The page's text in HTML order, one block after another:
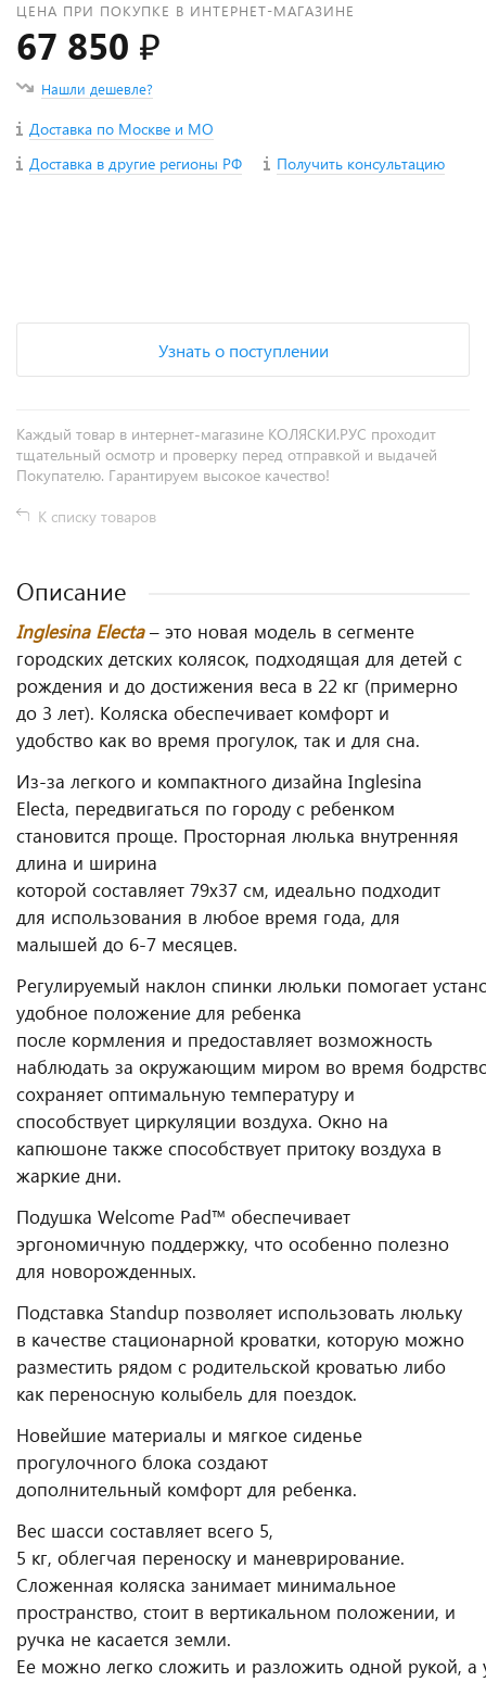
ЦЕНА ПРИ ПОКУПКЕ В ИНТЕРНЕТ-МАГАЗИНЕ
67 850 ₽
Нашли дешевле?
Доставка по Москве и МО
Доставка в другие регионы РФ
Получить консультацию
Узнать о поступлении
Каждый товар в интернет-магазине КОЛЯСКИ.РУС проходит
тщательный осмотр и проверку перед отправкой и выдачей
Покупателю. Гарантируем высокое качество!
К списку товаров
Описание
Inglesina Electa – это новая модель в сегменте
городских детских колясок, подходящая для детей с
рождения и до достижения веса в 22 кг (примерно
до 3 лет). Коляска обеспечивает комфорт и
удобство как во время прогулок, так и для сна.
Из-за легкого и компактного дизайна Inglesina
Electa, передвигаться по городу с ребенком
становится проще. Просторная люлька внутренняя
длина и ширина
которой составляет 79х37 см, идеально подходит
для использования в любое время года, для
малышей до 6-7 месяцев.
Регулируемый наклон спинки люльки помогает
удобное положение для ребенка
после кормления и предоставляет возможность
наблюдать за окружающим миром во время
сохраняет оптимальную температуру и
способствует циркуляции воздуха. Окно на
капюшоне также способствует притоку воздуха в
жаркие дни.
Подушка Welcome Pad™ обеспечивает
эргономичную поддержку, что особенно полезно
для новорожденных.
Подставка Standup позволяет использовать люльку
в качестве стационарной кроватки, которую можно
разместить рядом с родительской кроватью либо
как переносную колыбель для поездок.
Новейшие материалы и мягкое сиденье
прогулочного блока создают
дополнительный комфорт для ребенка.
Вес шасси составляет всего 5,
5 кг, облегчая переноску и маневрирование.
Сложенная коляска занимает минимальное
пространство, стоит в вертикальном положении, и
ручка не касается земли.
Ее можно легко сложить и разложить одной рукой, а